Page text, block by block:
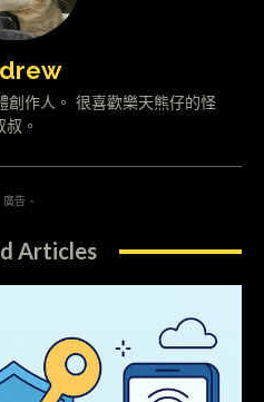
創作人。 很喜歡樂天熊仔的怪
叔。
廣告 -
Articles